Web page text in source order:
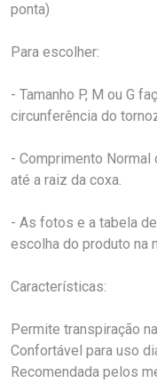
ponta)
Para escolher:
- Tamanho P, M ou G
circunferência do
- Comprimento Normal
até a raiz da coxa.
- As fotos e a tabela
escolha do produto na
Características:
Permite transpiração
Confortável para uso
Recomendada pelos